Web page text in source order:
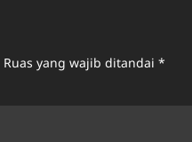
Ruas yang wajib ditandai *